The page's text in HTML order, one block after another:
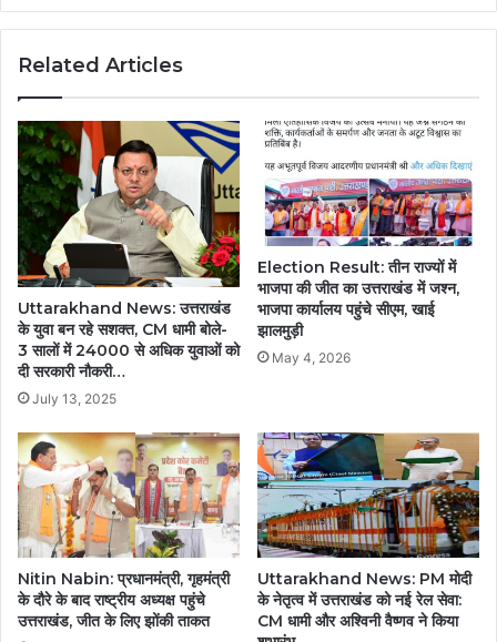
Related Articles
Uttarakhand News: उत्तराखंड
के युवा बन रहे सशक्त, CM धामी बोले-
3 सालों में 24000 से अधिक युवाओं को
दी सरकारी नौकरी…
July 13, 2025
Election Result: तीन राज्यों में
भाजपा की जीत का उत्तराखंड में जश्न,
भाजपा कार्यालय पहुंचे सीएम, खाई
झालमुड़ी
May 4, 2026
Nitin Nabin: प्रधानमंत्री, गृहमंत्री
के दौरे के बाद राष्ट्रीय अध्यक्ष पहुंचे
उत्तराखंड, जीत के लिए झोंकी ताकत
Uttarakhand News: PM मोदी
के नेतृत्व में उत्तराखंड को नई रेल सेवा:
CM धामी और अश्विनी वैष्णव ने किया